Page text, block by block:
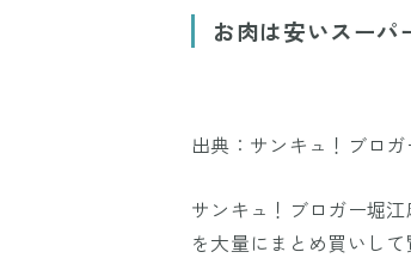
お肉は安いスー
出典：サンキュ！ブロ
サンキュ！ブロガー堀
を大量にまとめ買いし